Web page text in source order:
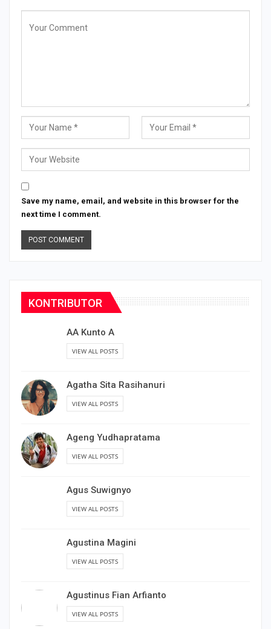
Save my name, email, and website in this browser for the
next time I comment.
KONTRIBUTOR
AA Kunto A
VIEW ALL POSTS
Agatha Sita Rasihanuri
VIEW ALL POSTS
Ageng Yudhapratama
VIEW ALL POSTS
Agus Suwignyo
VIEW ALL POSTS
Agustina Magini
VIEW ALL POSTS
Agustinus Fian Arfianto
VIEW ALL POSTS